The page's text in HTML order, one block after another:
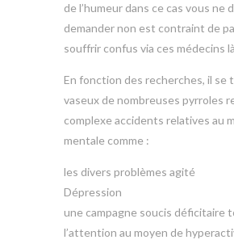
de l’humeur dans ce cas vous ne
demander non est contraint de
souffrir confus via ces médecins
En fonction des recherches, il se
vaseux de nombreuses pyrroles
complexe accidents relatives au
mentale comme :
les divers problèmes agité
Dépression
une campagne soucis déficitaire
l’attention au moyen de